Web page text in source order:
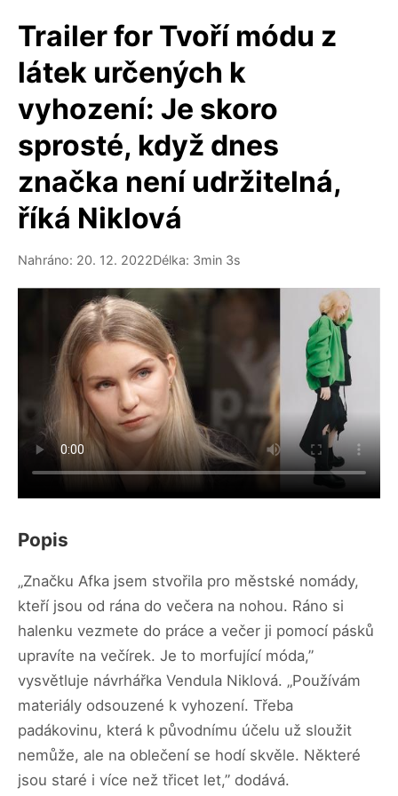
Trailer for Tvoří módu z
látek určených k
vyhození: Je skoro
sprosté, když dnes
značka není udržitelná,
říká Niklová
Nahráno: 20. 12. 2022Délka: 3min 3s
Popis
„Značku Afka jsem stvořila pro městské nomády,
kteří jsou od rána do večera na nohou. Ráno si
halenku vezmete do práce a večer ji pomocí pásků
upravíte na večírek. Je to morfující móda,”
vysvětluje návrhářka Vendula Niklová. „Používám
materiály odsouzené k vyhození. Třeba
padákovinu, která k původnímu účelu už sloužit
nemůže, ale na oblečení se hodí skvěle. Některé
jsou staré i více než třicet let,” dodává.